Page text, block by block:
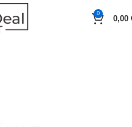
0
0,00